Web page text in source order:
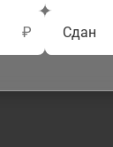
₽ Сдан